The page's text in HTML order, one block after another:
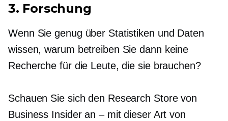
3. Forschung
Wenn Sie genug über Statistiken und Daten
wissen, warum betreiben Sie dann keine
Recherche für die Leute, die sie brauchen?
Schauen Sie sich den Research Store von
Business Insider an – mit dieser Art von